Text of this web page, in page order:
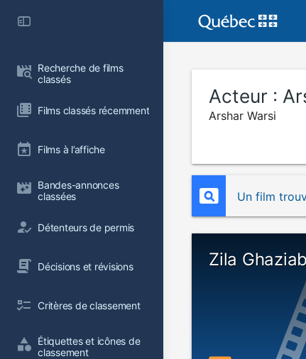
Recherche de films
classés
Films classés récemment
Films à l’affiche
Bandes-annonces
classées
Détenteurs de permis
Décisions et révisions
Critères de classement
Étiquettes et icônes de
classement
Acteur :
Arshar Warsi
Un film
Zila